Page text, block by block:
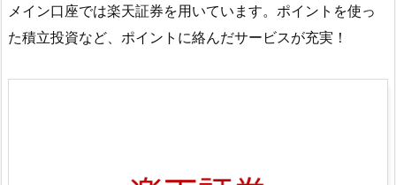
メイン口座では楽天証券を用いています。ポイントを使っ
た積立投資など、ポイントに絡んだサービスが充実！